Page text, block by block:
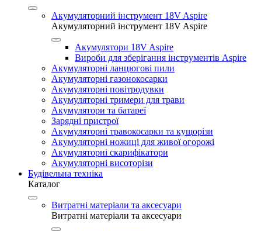
Акумуляторний інструмент 18V Aspire
Акумуляторний інструмент 18V Aspire
Акумулятори 18V Aspire
Вироби для зберігання інструментів Aspire
Акумуляторні ланцюгові пили
Акумуляторні газонокосарки
Акумуляторні повітродувки
Акумуляторні тримери для трави
Акумулятори та батареї
Зарядні пристрої
Акумуляторні травокосарки та кущорізи
Акумуляторні ножиці для живої огорожі
Акумуляторні скарифікатори
Акумуляторні висоторізи
Будівельна техніка
Каталог
Витратні матеріали та аксесуари
Витратні матеріали та аксесуари